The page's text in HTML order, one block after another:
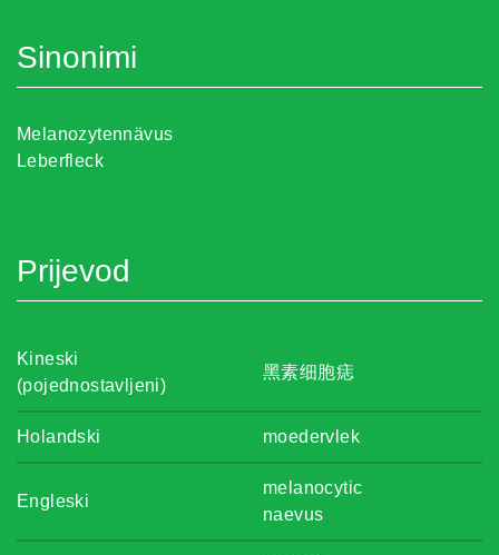
Sinonimi
Melanozytennävus
Leberfleck
Prijevod
Kineski
(pojednostavljeni)
黑素细胞痣
Holandski moedervlek
Engleski
melanocytic
naevus